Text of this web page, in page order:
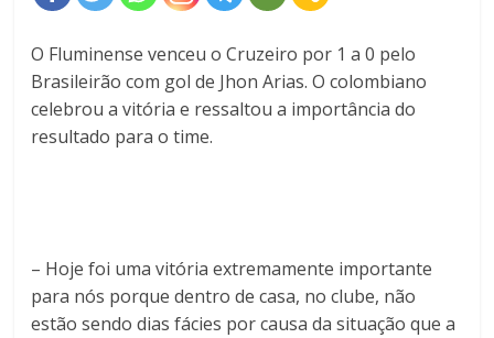
O Fluminense venceu o Cruzeiro por 1 a 0 pelo
Brasileirão com gol de Jhon Arias. O colombiano
celebrou a vitória e ressaltou a importância do
resultado para o time.
– Hoje foi uma vitória extremamente importante
para nós porque dentro de casa, no clube, não
estão sendo dias fácies por causa da situação que a